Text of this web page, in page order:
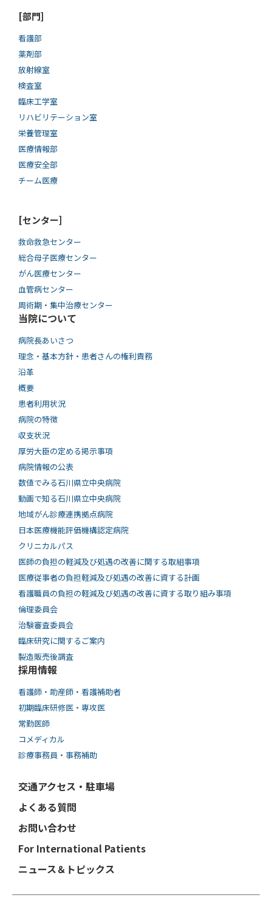
[部門]
看護部
薬剤部
放射線室
検査室
臨床工学室
リハビリテーション室
栄養管理室
医療情報部
医療安全部
チーム医療
[センター]
救命救急センター
総合母子医療センター
がん医療センター
血管病センター
周術期・集中治療センター
当院について
病院長あいさつ
理念・基本方針・患者さんの権利責務
沿革
概要
患者利用状況
病院の特徴
収支状況
厚労大臣の定める掲示事項
病院情報の公表
数値でみる石川県立中央病院
動画で知る⽯川県⽴中央病院
地域がん診療連携拠点病院
日本医療機能評価機構認定病院
クリニカルパス
医師の負担の軽減及び処遇の改善に関する取組事項
医療従事者の負担軽減及び処遇の改善に資する計画
看護職員の負担の軽減及び処遇の改善に資する取り組み事項
倫理委員会
治験審査委員会
臨床研究に関するご案内
製造販売後調査
採用情報
看護師・助産師・看護補助者
初期臨床研修医・専攻医
常勤医師
コメディカル
診療事務員・事務補助
交通アクセス・駐車場
よくある質問
お問い合わせ
For International Patients
ニュース＆トピックス